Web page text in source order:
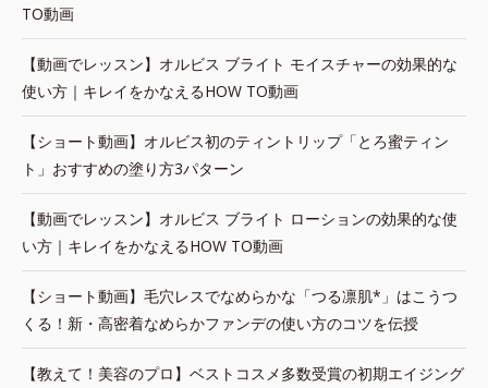
TO動画
【動画でレッスン】オルビス ブライト モイスチャーの効果的な
使い方｜キレイをかなえるHOW TO動画
【ショート動画】オルビス初のティントリップ「とろ蜜ティン
ト」おすすめの塗り方3パターン
【動画でレッスン】オルビス ブライト ローションの効果的な使
い方｜キレイをかなえるHOW TO動画
【ショート動画】毛穴レスでなめらかな「つる凛肌*」はこうつ
くる！新・高密着なめらかファンデの使い方のコツを伝授
【教えて！美容のプロ】ベストコスメ多数受賞の初期エイジング